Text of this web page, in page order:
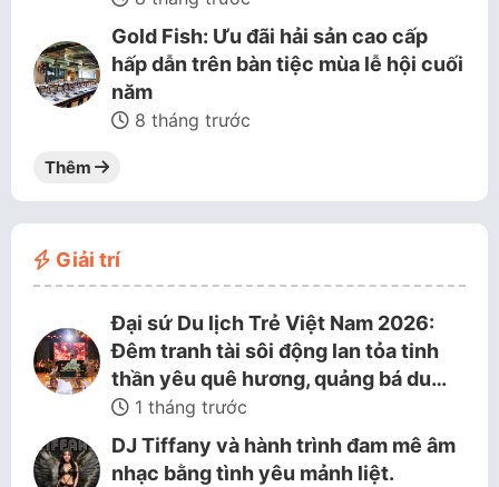
Gold Fish: Ưu đãi hải sản cao cấp
hấp dẫn trên bàn tiệc mùa lễ hội cuối
năm
8 tháng trước
Thêm
Giải trí
Đại sứ Du lịch Trẻ Việt Nam 2026:
Đêm tranh tài sôi động lan tỏa tinh
thần yêu quê hương, quảng bá du…
1 tháng trước
DJ Tiffany và hành trình đam mê âm
nhạc bằng tình yêu mảnh liệt.